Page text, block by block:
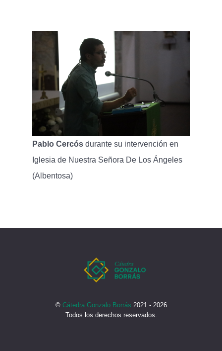
Pablo Cercós durante su intervención en
Iglesia de Nuestra Señora De Los Ángeles
(Albentosa)
© Cátedra Gonzalo Borrás 2021 - 2026
Todos los derechos reservados.